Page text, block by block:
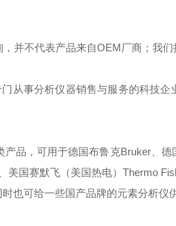
并不代表产品来自OEM厂商；我
从事分析仪器销售与服务的科技
品，可用于德国布鲁克Bruker、
美国赛默飞（美国热电）Thermo
也可给一些国产品牌的元素分析仪